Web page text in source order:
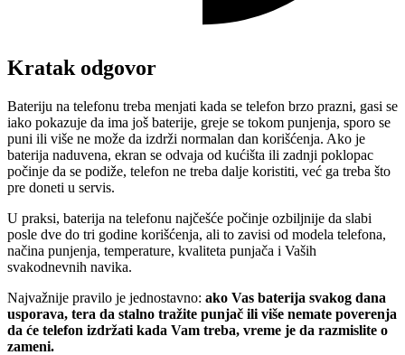
Kratak odgovor
Bateriju na telefonu treba menjati kada se telefon brzo prazni, gasi se
iako pokazuje da ima još baterije, greje se tokom punjenja, sporo se
puni ili više ne može da izdrži normalan dan korišćenja. Ako je
baterija naduvena, ekran se odvaja od kućišta ili zadnji poklopac
počinje da se podiže, telefon ne treba dalje koristiti, već ga treba što
pre doneti u servis.
U praksi, baterija na telefonu najčešće počinje ozbiljnije da slabi
posle dve do tri godine korišćenja, ali to zavisi od modela telefona,
načina punjenja, temperature, kvaliteta punjača i Vaših
svakodnevnih navika.
Najvažnije pravilo je jednostavno: ako Vas baterija svakog dana
usporava, tera da stalno tražite punjač ili više nemate poverenja
da će telefon izdržati kada Vam treba, vreme je da razmislite o
zameni.